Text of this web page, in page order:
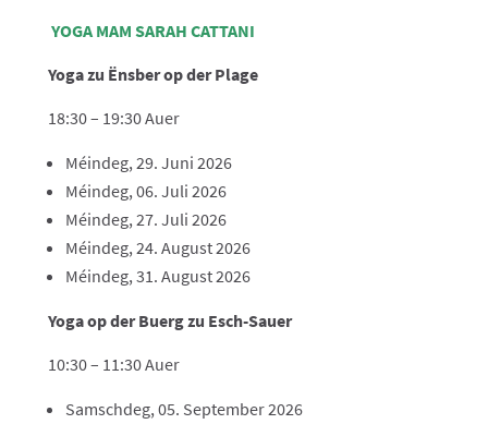
YOGA MAM SARAH CATTANI
Yoga zu Ënsber op der Plage
18:30 – 19:30 Auer
Méindeg, 29. Juni 2026
Méindeg, 06. Juli 2026
Méindeg, 27. Juli 2026
Méindeg, 24. August 2026
Méindeg, 31. August 2026
Yoga op der Buerg zu Esch-Sauer
10:30 – 11:30 Auer
Samschdeg, 05. September 2026